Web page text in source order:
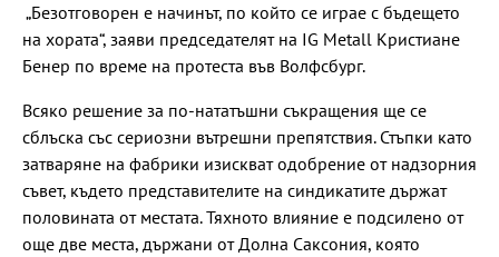
„Безотговорен е начинът, по който се играе с бъдещето
на хората“, заяви председателят на IG Metall Кристиане
Бенер по време на протеста във Волфсбург.
Всяко решение за по-нататъшни съкращения ще се
сблъска със сериозни вътрешни препятствия. Стъпки като
затваряне на фабрики изискват одобрение от надзорния
съвет, където представителите на синдикатите държат
половината от местата. Тяхното влияние е подсилено от
още две места, държани от Долна Саксония, която